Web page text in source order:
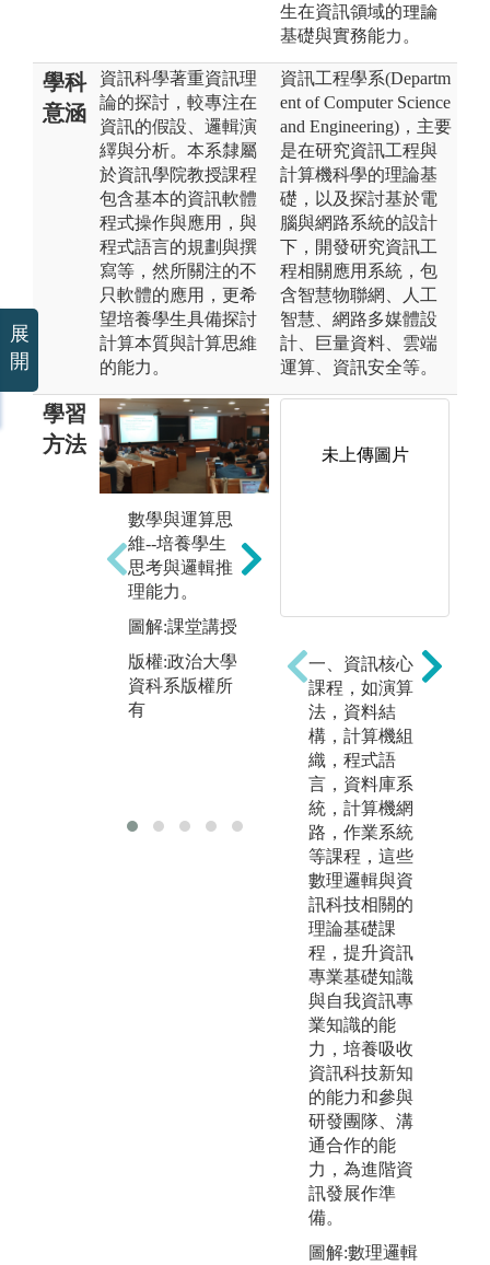
生在資訊領域的理論
基礎與實務能力。
學科
意涵
資訊科學著重資訊理
論的探討，較專注在
資訊的假設、邏輯演
繹與分析。本系隸屬
於資訊學院教授課程
包含基本的資訊軟體
程式操作與應用，與
程式語言的規劃與撰
寫等，然所關注的不
只軟體的應用，更希
望培養學生具備探討
計算本質與計算思維
的能力。
資訊工程學系(Departm
ent of Computer Science
and Engineering)，主要
是在研究資訊工程與
計算機科學的理論基
礎，以及探討基於電
腦與網路系統的設計
下，開發研究資訊工
程相關應用系統，包
含智慧物聯網、人工
智慧、網路多媒體設
計、巨量資料、雲端
運算、資訊安全等。
學習
方法
數學與運算思
維--培養學生
思考與邏輯推
理能力。
圖解:課堂講授
版權:政治大學
資科系版權所
有
進資訊科技發
展能力。
圖解:小組討
論、線上互動
版權:政治大學
資科系版權所
有
未上傳圖片
一、資訊核心
課程，如演算
法，資料結
構，計算機組
織，程式語
言，資料庫系
統，計算機網
路，作業系統
等課程，這些
數理邏輯與資
訊科技相關的
理論基礎課
程，提升資訊
專業基礎知識
與自我資訊專
業知識的能
力，培養吸收
資訊科技新知
的能力和參與
研發團隊、溝
通合作的能
力，為進階資
訊發展作準
備。
圖解:數理邏輯
展
開